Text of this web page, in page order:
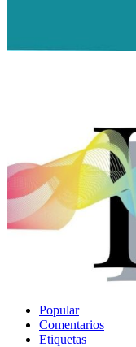
Popular
Comentarios
Etiquetas